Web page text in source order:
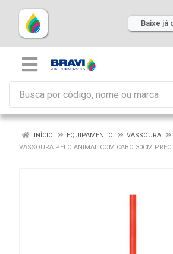
Baixe já
INÍCIO EQUIPAMENTO
VASSOURA
VASSOURA PELO ANIMAL COM CABO 30CM